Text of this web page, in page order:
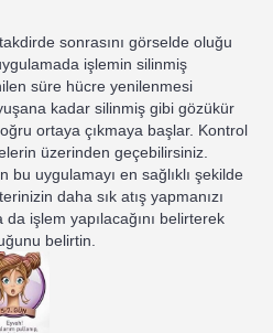
sonrasını görselde oluğu
işlemin silinmiş
süre hücre yenilenmesi
kadar silinmiş gibi gözükür
ortaya çıkmaya başlar. Kontrol
üzerinden geçebilirsiniz.
bu uygulamayı en sağlıklı şekilde
daha sık atış yapmanızı
işlem yapılacağını belirterek
belirtin.